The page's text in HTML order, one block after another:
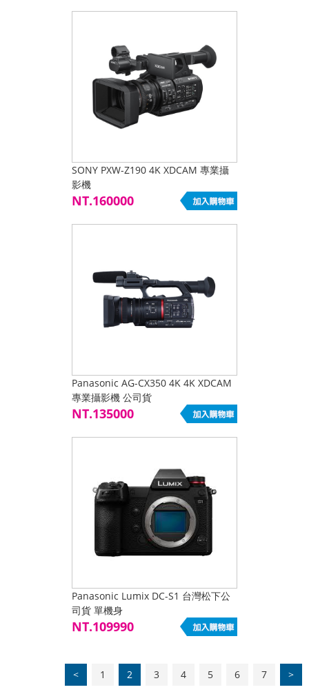
SONY PXW-Z190 4K XDCAM 專業攝
影機
NT.160000
Panasonic AG-CX350 4K 4K XDCAM
專業攝影機 公司貨
NT.135000
Panasonic Lumix DC-S1 台灣松下公
司貨 單機身
NT.109990
< 1 2 3 4 5 6 7 >